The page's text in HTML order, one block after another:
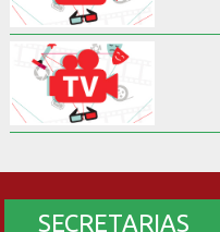
SECRETARIAS